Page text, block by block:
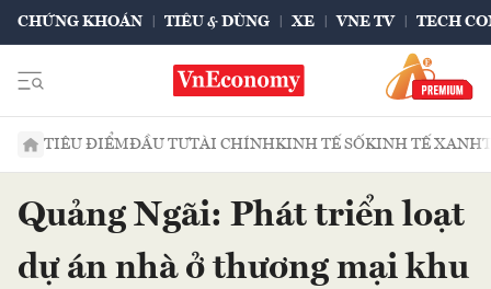
CHỨNG KHOÁN TIÊU & DÙNG XE VNE TV TECH
TIÊU ĐIỂMĐẦU TƯTÀI CHÍNHKINH TẾ SỐKINH TẾ XANH
Quảng Ngãi: Phát triển loạt
dự án nhà ở thương mại khu